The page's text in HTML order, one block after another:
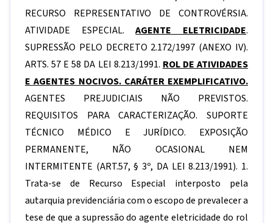
RECURSO REPRESENTATIVO DE CONTROVÉRSIA.
ATIVIDADE ESPECIAL.AGENTE ELETRICIDADE.
SUPRESSÃO PELO DECRETO 2.172/1997 (ANEXO IV).
ARTS. 57 E 58 DA LEI 8.213/1991. ROL DE ATIVIDADES
E AGENTES NOCIVOS. CARÁTER EXEMPLIFICATIVO.
AGENTES PREJUDICIAIS NÃO PREVISTOS.
REQUISITOS PARA CARACTERIZAÇÃO. SUPORTE
TÉCNICO MÉDICO E JURÍDICO. EXPOSIÇÃO
PERMANENTE, NÃO OCASIONAL NEM
INTERMITENTE (ART.57, § 3º, DA LEI 8.213/1991). 1.
Trata-se de Recurso Especial interposto pela
autarquia previdenciária com o escopo de prevalecer a
tese de que a supressão do agente eletricidade do rol